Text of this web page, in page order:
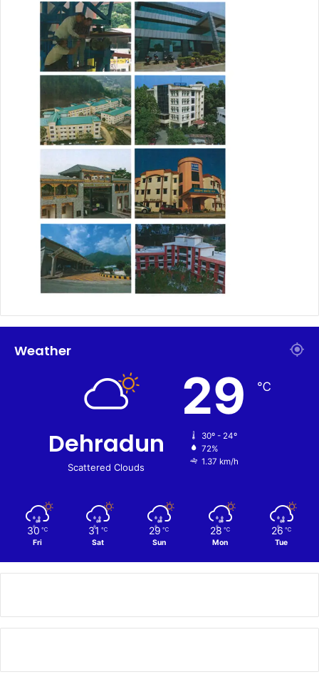
Weather
Dehradun
Scattered Clouds
29 ℃
30º - 24º
72%
1.37 km/h
30 ℃
Fri
31 ℃
Sat
29 ℃
Sun
28 ℃
Mon
26 ℃
Tue